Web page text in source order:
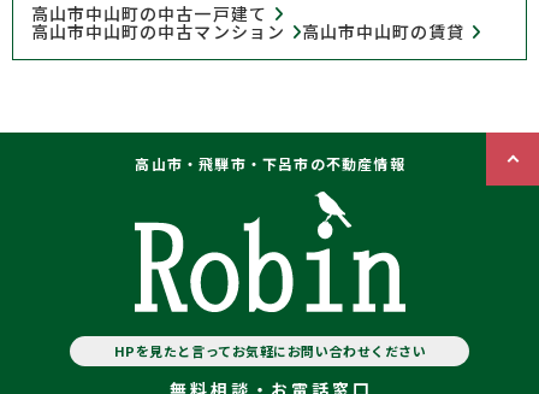
高山市中山町の中古一戸建て
高山市中山町の中古マンション 高山市中山町の賃貸
高山市・飛騨市・下呂市の不動産情報
HPを見たと言ってお気軽にお問い合わせください
無料相談・お電話窓口